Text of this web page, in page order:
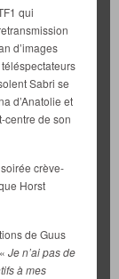
qui
d’images
Sabri se
d’Anatolie et
centre de son
crève-
Horst
de Guus
Je n’ai pas de
à mes